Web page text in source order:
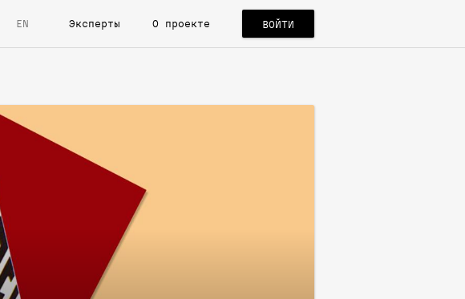
EN Эксперты О проекте ВОЙТИ